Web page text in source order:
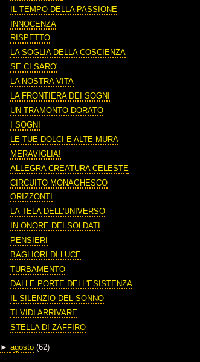
IL TEMPO DELLA PASSIONE
INNOCENZA
RISPETTO
LA SOGLIA DELLA COSCIENZA
SE CI SARO'
LA NOSTRA VITA
LA FRONTIERA DEI SOGNI
UN TRAMONTO DORATO
I SOGNI
LE TUE DOLCI E ALTE MURA
MERAVIGLIA!
ALLEGRA CREATURA CELESTE
CIRCUITO MONAGHESCO
ORIZZONTI
LA TELA DELL'UNIVERSO
IN ONORE DEI SOLDATI
PENSIERI
BAGLIORI DI LUCE
TURBAMENTO
DALLE PORTE DELL'ESISTENZA
IL SILENZIO DEL SONNO
TI VIDI ARRIVARE
STELLA DI ZAFFIRO
► agosto (62)